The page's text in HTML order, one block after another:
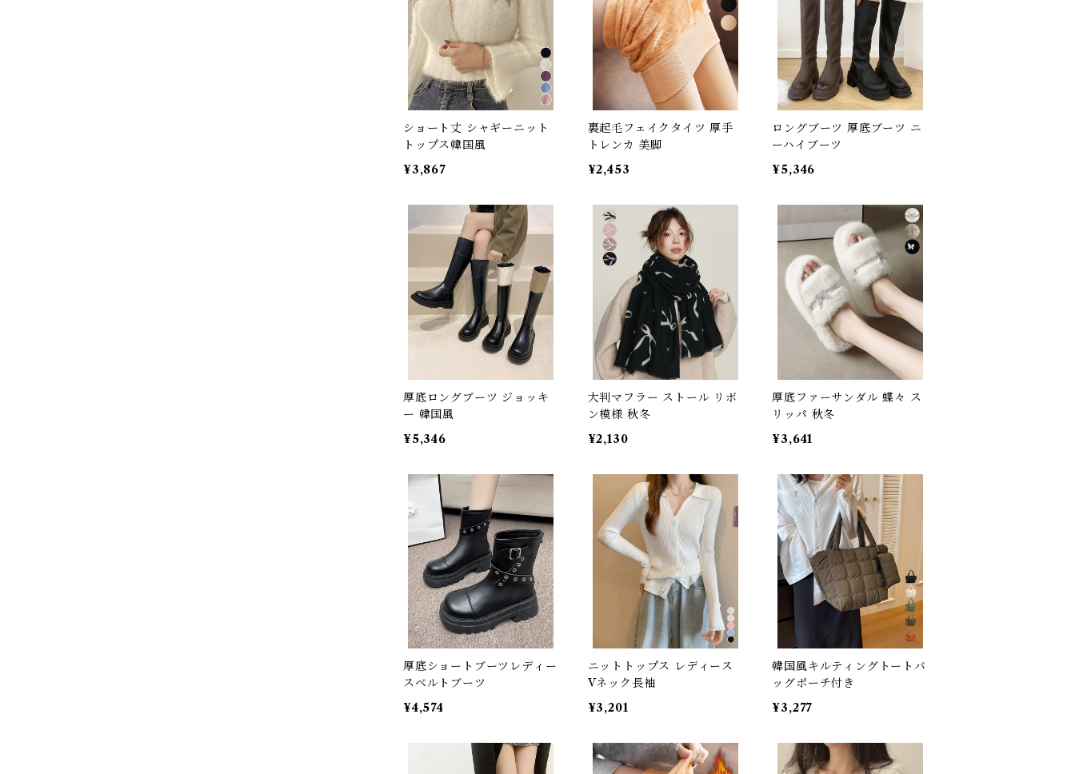
ショート丈 シャギーニット
トップス韓国風
¥3,867
裏起毛フェイクタイツ 厚手
トレンカ 美脚
¥2,453
ロングブーツ 厚底ブーツ ニ
ーハイブーツ
¥5,346
厚底ロングブーツ ジョッキ
ー 韓国風
¥5,346
大判マフラー ストール リボ
ン模様 秋冬
¥2,130
厚底ファーサンダル 蝶々 ス
リッパ 秋冬
¥3,641
厚底ショートブーツレディー
スベルトブーツ
¥4,574
ニットトップス レディース
Vネック長袖
¥3,201
韓国風キルティングトートバ
ッグポーチ付き
¥3,277